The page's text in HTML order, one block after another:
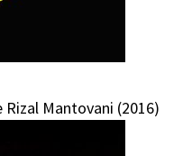
Rizal Mantovani (2016)